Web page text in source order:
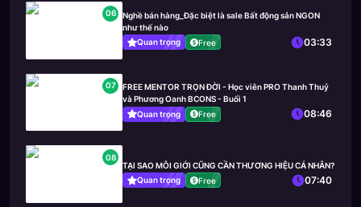
06
Nghề bán hàng_Đặc biệt là sale Bất động sản NGON
như thế nào
Quan trọng
Free 03:33
07
FREE MENTOR TRỌN ĐỜI - Học viên PRO Thanh Thuỷ
và Phương Oanh BCONS - Buổi 1
Quan trọng
Free 08:46
08
TẠI SAO MÔI GIỚI CŨNG CẦN THƯƠNG HIỆU CÁ NHÂN?
Quan trọng
Free 07:40